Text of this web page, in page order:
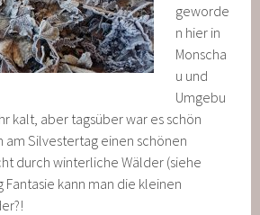
geworde
n hier in
Monscha
u und
Umgebu
kalt, aber tagsüber war es schön
am Silvestertag einen schönen
durch winterliche Wälder (siehe
Fantasie kann man die kleinen